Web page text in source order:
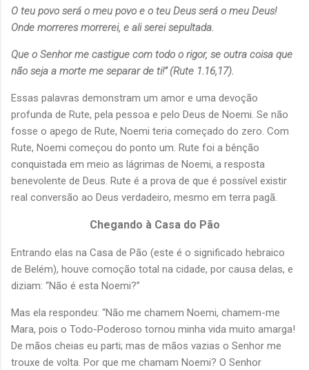
O teu povo será o meu povo e o teu Deus será o meu Deus!
Onde morreres morrerei, e ali serei sepultada.
Que o Senhor me castigue com todo o rigor, se outra coisa que
não seja a morte me separar de ti!” (Rute 1.16,17).
Essas palavras demonstram um amor e uma devoção
profunda de Rute, pela pessoa e pelo Deus de Noemi. Se não
fosse o apego de Rute, Noemi teria começado do zero. Com
Rute, Noemi começou do ponto um. Rute foi a bênção
conquistada em meio as lágrimas de Noemi, a resposta
benevolente de Deus. Rute é a prova de que é possível existir
real conversão ao Deus verdadeiro, mesmo em terra pagã.
Chegando à Casa do Pão
Entrando elas na Casa de Pão (este é o significado hebraico
de Belém), houve comoção total na cidade, por causa delas, e
diziam: “Não é esta Noemi?”
Mas ela respondeu: “Não me chamem Noemi, chamem-me
Mara, pois o Todo-Poderoso tornou minha vida muito amarga!
De mãos cheias eu parti; mas de mãos vazias o Senhor me
trouxe de volta. Por que me chamam Noemi? O Senhor